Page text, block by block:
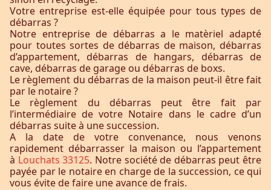
Votre entreprise est-elle équipée pour tous types de
débarras ?
Notre entreprise de débarras a le matèriel adapté
pour toutes sortes de débarras de maison, débarras
d’appartement, débarras de hangars, débarras de
cave, débarras de garage ou débarras de boxs.
Le règlement du débarras de la maison peut-il être fait
par le notaire ?
Le règlement du débarras peut être fait par
l’intermédiaire de votre Notaire dans le cadre d’un
débarras suite à une succession.
A la date de votre convenance, nous venons
rapidement débarrasser la maison ou l’appartement
à Louchats 33125. Notre société de débarras peut être
payée par le notaire en charge de la succession, ce qui
vous évite de faire une avance de frais.